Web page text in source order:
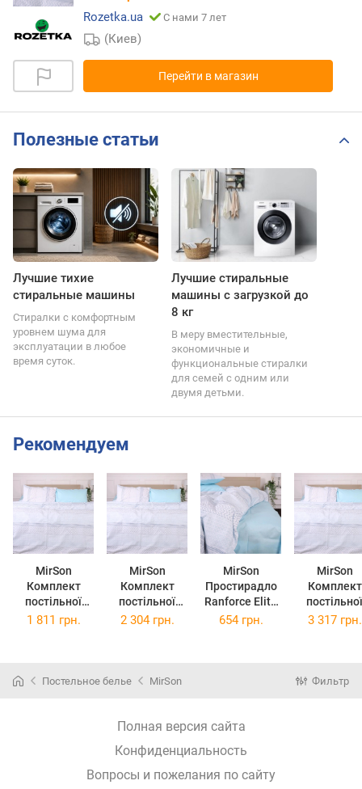
Rozetka.ua
С нами 7 лет
(Киев)
Перейти в магазин
Полезные статьи
Лучшие тихие
стиральные машины
Стиралки с комфортным
уровнем шума для
эксплуатации в любое
время суток.
Лучшие стиральные
машины с загрузкой до
8 кг
В меру вместительные,
экономичные и
функциональные стиралки
для семей с одним или
двумя детьми.
Рекомендуем
MirSon
Комплект
постільної
білизни
Clarissa
MirSon
Комплект
постільної
білизни King
Ranforce Elite
MirSon
Простирадло
Ranforce Elite
17-4834
MirSon
Комплект
постільної
білизни 17-
Ranforce
1 811 грн. 2 304 грн. 654 грн. 3 317 грн.
Постельное белье MirSon Фильтр
Полная версия сайта
Конфиденциальность
Вопросы и пожелания по сайту